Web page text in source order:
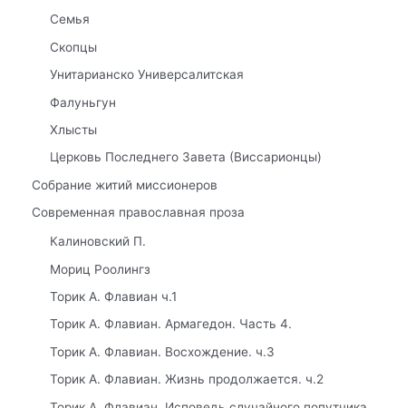
Семья
Скопцы
Унитарианско Универсалитская
Фалуньгун
Хлысты
Церковь Последнего Завета (Виссарионцы)
Собрание житий миссионеров
Современная православная проза
Калиновский П.
Мориц Роолингз
Торик А. Флавиан ч.1
Торик А. Флавиан. Армагедон. Часть 4.
Торик А. Флавиан. Восхождение. ч.3
Торик А. Флавиан. Жизнь продолжается. ч.2